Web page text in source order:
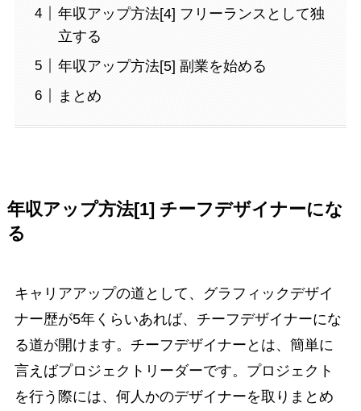
年収アップ方法[4] フリーランスとして独
立する
年収アップ方法[5] 副業を始める
まとめ
年収アップ方法[1] チーフデザイナーにな
る
キャリアアップの道として、グラフィックデザイ
ナー歴が5年くらいあれば、チーフデザイナーにな
る道が開けます。チーフデザイナーとは、簡単に
言えばプロジェクトリーダーです。プロジェクト
を行う際には、何人かのデザイナーを取りまとめ